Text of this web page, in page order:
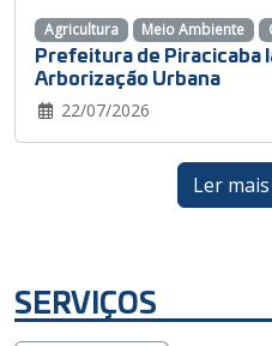
Prefeitura de Piracicaba
Arborização Urbana
22/07/2026
Agricultura Meio Ambiente
Ler
SERVIÇOS